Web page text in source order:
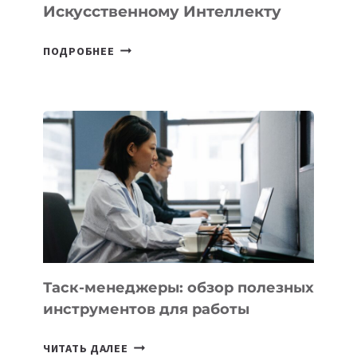
Искусственному Интеллекту
ПОДРОБНЕЕ В
НОВЫЕ
ПРЕДМЕТЫ
ПО
ИСКУССТВЕННОМУ
ИНТЕЛЛЕКТУ
Таск-менеджеры: обзор полезных
инструментов для работы
ЧИТАТЬ ДАЛЕЕ ТАСК-